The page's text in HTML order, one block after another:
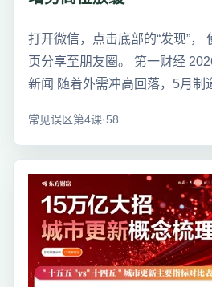
打开微信，点击底部的“发现”，
页分享至朋友圈。 第一财经
新闻 随着外需冲高回落，5月制
常见误区第4课·58